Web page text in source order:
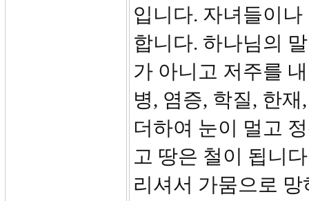
입니다. 자녀들이
합니다. 하나님의
가 아니고 저주를
병, 염증, 학질, 한
더하여 눈이 멀고
고 땅은 철이 됩니
리셔서 가뭄으로